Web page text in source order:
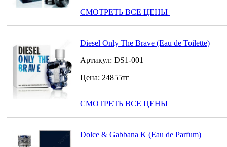
СМОТРЕТЬ ВСЕ ЦЕНЫ
Diesel Only The Brave (Eau de Toilette)
Артикул: DS1-001
Цена: 24855тг
СМОТРЕТЬ ВСЕ ЦЕНЫ
Dolce & Gabbana K (Eau de Parfum)